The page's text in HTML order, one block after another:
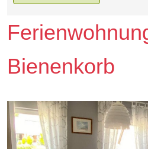
Bienenkorb